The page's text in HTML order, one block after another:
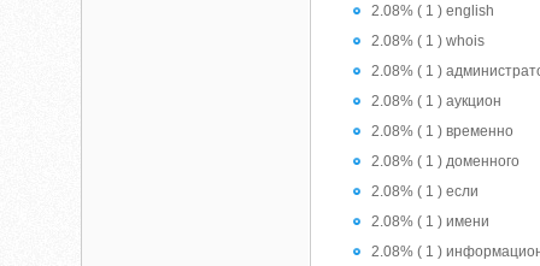
2.08% ( 1 ) english
2.08% ( 1 ) whois
2.08% ( 1 )
2.08% ( 1 ) аукцион
2.08% ( 1 ) временно
2.08% ( 1 ) доменного
2.08% ( 1 ) если
2.08% ( 1 ) имени
2.08% ( 1 )